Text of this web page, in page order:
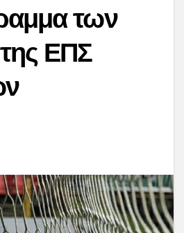
των
ΕΠΣ